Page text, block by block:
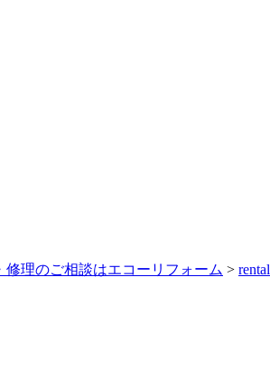
理のご相談はエコーリフォーム > rental